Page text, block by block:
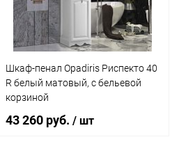
Шкаф-пенал Opadiris Риспекто 40
R белый матовый, с бельевой
корзиной
43 260 руб./ шт